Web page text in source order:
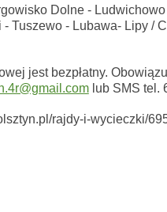
Dolne -
Tuszewo - Lubawa- Lipy /
jest bezpłatny.
lub SMS tel.
rajdy-i-wycieczki/